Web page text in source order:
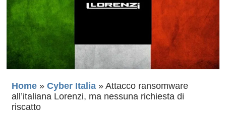
Home » Cyber Italia » Attacco ransomware
all’italiana Lorenzi, ma nessuna richiesta di
riscatto